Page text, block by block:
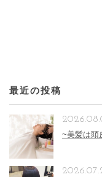
最近の投稿
~美髪は頭